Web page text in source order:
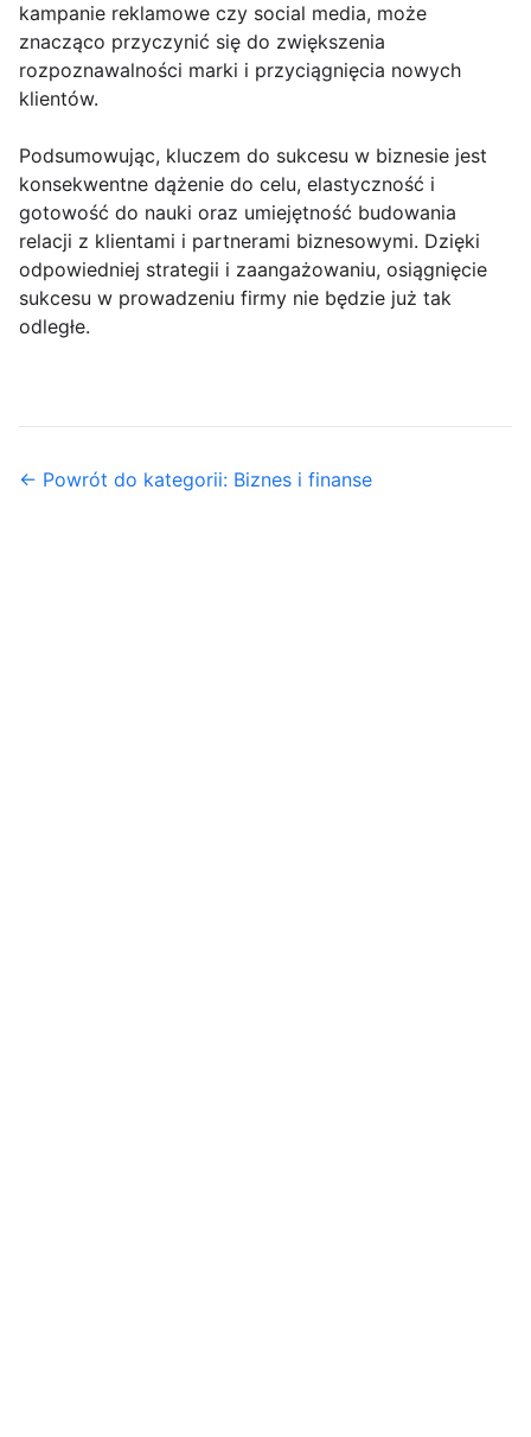
kampanie reklamowe czy social media, może
znacząco przyczynić się do zwiększenia
rozpoznawalności marki i przyciągnięcia nowych
klientów.
Podsumowując, kluczem do sukcesu w biznesie jest
konsekwentne dążenie do celu, elastyczność i
gotowość do nauki oraz umiejętność budowania
relacji z klientami i partnerami biznesowymi. Dzięki
odpowiedniej strategii i zaangażowaniu, osiągnięcie
sukcesu w prowadzeniu firmy nie będzie już tak
odległe.
← Powrót do kategorii: Biznes i finanse